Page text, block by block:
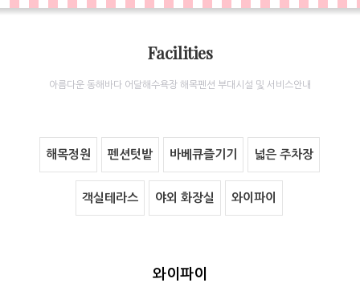
Facilities
아름다운 동해바다 어달해수욕장 해목펜션 부대시설 및 서비스안내
해목정원 펜션텃밭 바베큐즐기기 넓은 주차장
객실테라스 야외 화장실 와이파이
와이파이